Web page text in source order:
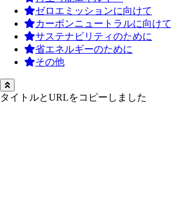
ゼロエミッションに向けて
カーボンニュートラルに向けて
サステナビリティのために
省エネルギーのために
その他
タイトルとURLをコピーしました